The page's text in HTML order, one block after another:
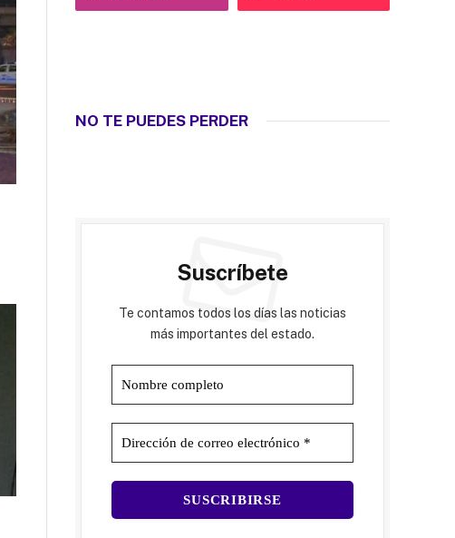
NO TE PUEDES PERDER
Suscríbete
Te contamos todos los días las noticias
más importantes del estado.